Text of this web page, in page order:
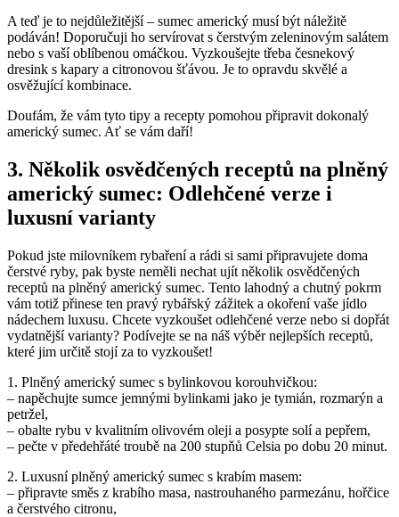
A teď je to nejdůležitější – sumec americký musí být náležitě
podáván! Doporučuji ho servírovat s čerstvým zeleninovým salátem
nebo s vaší oblíbenou omáčkou. Vyzkoušejte třeba česnekový
dresink s kapary a citronovou šťávou. Je to opravdu skvělé a
osvěžující kombinace.
Doufám, že vám tyto tipy a recepty pomohou připravit dokonalý
americký sumec. Ať se vám daří!
3. Několik osvědčených receptů na plněný
americký sumec: Odlehčené verze i
luxusní varianty
Pokud jste milovníkem rybaření a rádi si sami připravujete doma
čerstvé ryby, pak byste neměli nechat ujít několik osvědčených
receptů na plněný americký sumec. Tento lahodný a chutný pokrm
vám totiž přinese ten pravý rybářský zážitek a okoření vaše jídlo
nádechem luxusu. Chcete vyzkoušet odlehčené verze nebo si dopřát
vydatnější varianty? Podívejte se na náš výběr nejlepších receptů,
které jim určitě stojí za to vyzkoušet!
1. Plněný americký sumec s bylinkovou korouhvičkou:
– napěchujte sumce jemnými bylinkami jako je tymián, rozmarýn a
petržel,
– obalte rybu v kvalitním olivovém oleji a posypte solí a pepřem,
– pečte v předehřáté troubě na 200 stupňů Celsia po dobu 20 minut.
2. Luxusní plněný americký sumec s krabím masem:
– připravte směs z krabího masa, nastrouhaného parmezánu, hořčice
a čerstvého citronu,